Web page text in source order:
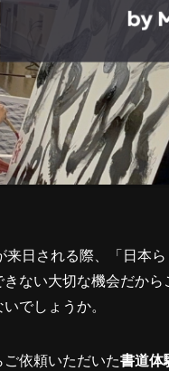
日される際、「日本
ない大切な機会だか
でしょうか。
依頼いただいた書道体